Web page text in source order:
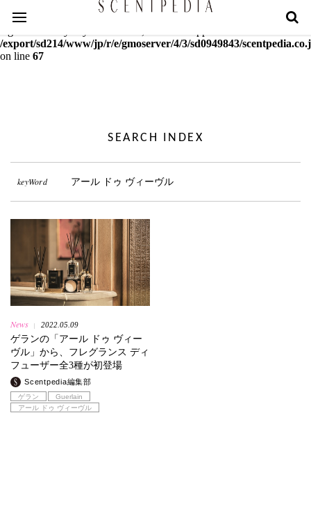
Warning
: mcrypt_decrypt(): Key of size 18 not supported by this
/export/sd214/www/jp/r/e/gmoserver/4/3/sd0949843/
on line 67
SEARCH INDEX
keyWord アール ドゥ ヴィーヴル
News 2022.05.09
ゲランの「アール ドゥ ヴィー
ヴル」から、フレグランス ディ
フューザー全3種が初登場
Scentpedia編集部
ゲラン
Guerlain
アール ドゥ ヴィーヴル